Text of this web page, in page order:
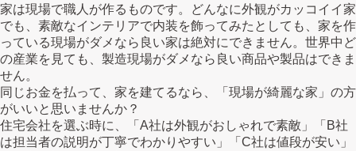
家は現場で職人が作るものです。どんなに外観がカッコイイ家
でも、素敵なインテリアで内装を飾ってみたとしても、家を作
っている現場がダメなら良い家は絶対にできません。世界中ど
の産業を見ても、製造現場がダメなら良い商品や製品はできま
せん。
同じお金を払って、家を建てるなら、「現場が綺麗な家」の方
がいいと思いませんか？
住宅会社を選ぶ時に、「A社は外観がおしゃれで素敵」「B社
は担当者の説明が丁寧でわかりやすい」「C社は値段が安い」